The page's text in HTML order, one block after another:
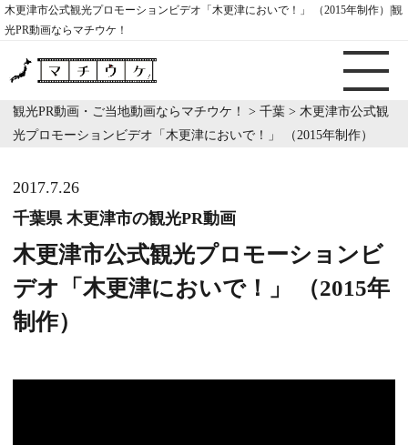
木更津市公式観光プロモーションビデオ「木更津においで！」 （2015年制作）|観
光PR動画ならマチウケ！
観光PR動画・ご当地動画ならマチウケ！ > 千葉 > 木更津市公式観
光プロモーションビデオ「木更津においで！」 （2015年制作）
2017.7.26
千葉県 木更津市の観光PR動画
木更津市公式観光プロモーションビ
デオ「木更津においで！」 （2015年
制作）